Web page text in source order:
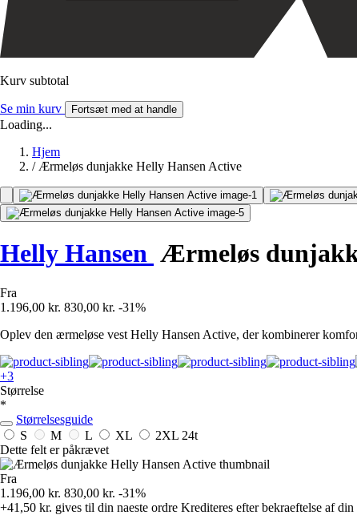
Kurv subtotal
Se min kurv Fortsæt med at handle
Loading...
Hjem
/ Ærmeløs dunjakke Helly Hansen Active
Helly Hansen Ærmeløs
Fra
1.196,00 kr. 830,00 kr. -31%
Oplev den ærmeløse vest Helly Hansen Active, der kombinerer
+3
Størrelse
*
Størrelsesguide
S
M L XL 2XL 24t
Dette felt er påkrævet
Fra
1.196,00 kr. 830,00 kr. -31%
+41,50 kr. gives til din naeste ordre Krediteres efter bekraeftelse af din